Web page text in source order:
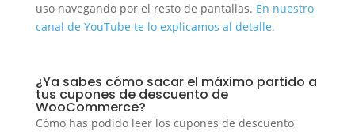
uso navegando por el resto de pantallas. En nuestro
canal de YouTube te lo explicamos al detalle.
¿Ya sabes cómo sacar el máximo partido a
tus cupones de descuento de
WooCommerce?
Cómo has podido leer los cupones de descuento